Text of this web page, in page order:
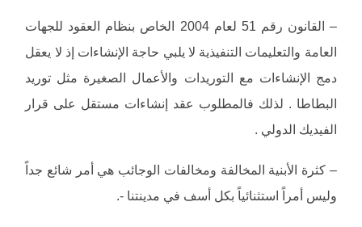
– القانون رقم 51 لعام 2004 الخاص بنظام العقود للجهات
العامة والتعليمات التنفيذية لا يلبي حاجة الإنشاءات إذ لا يعقل
دمج الإنشاءات مع التوريدات والأعمال الصغيرة مثل توريد
البطاطا . لذلك فالمطلوب عقد إنشاءات مستقل على قرار
الفيديك الدولي .
– كثرة الأبنية المخالفة ومخالفات الوجائب هي أمر شائع جداً
وليس أمراً استثنائياً بكل أسف في مدينتنا -.